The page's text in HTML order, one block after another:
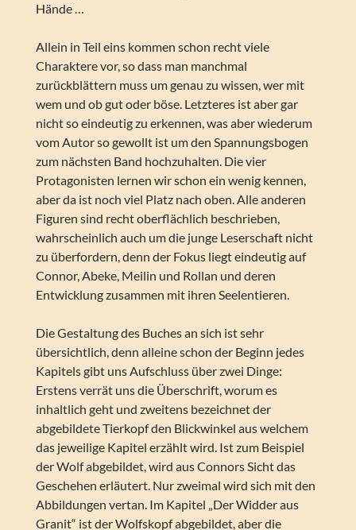
Hände …
Allein in Teil eins kommen schon recht viele
Charaktere vor, so dass man manchmal
zurückblättern muss um genau zu wissen, wer mit
wem und ob gut oder böse. Letzteres ist aber gar
nicht so eindeutig zu erkennen, was aber wiederum
vom Autor so gewollt ist um den Spannungsbogen
zum nächsten Band hochzuhalten. Die vier
Protagonisten lernen wir schon ein wenig kennen,
aber da ist noch viel Platz nach oben. Alle anderen
Figuren sind recht oberflächlich beschrieben,
wahrscheinlich auch um die junge Leserschaft nicht
zu überfordern, denn der Fokus liegt eindeutig auf
Connor, Abeke, Meilin und Rollan und deren
Entwicklung zusammen mit ihren Seelentieren.
Die Gestaltung des Buches an sich ist sehr
übersichtlich, denn alleine schon der Beginn jedes
Kapitels gibt uns Aufschluss über zwei Dinge:
Erstens verrät uns die Überschrift, worum es
inhaltlich geht und zweitens bezeichnet der
abgebildete Tierkopf den Blickwinkel aus welchem
das jeweilige Kapitel erzählt wird. Ist zum Beispiel
der Wolf abgebildet, wird aus Connors Sicht das
Geschehen erläutert. Nur zweimal wird sich mit den
Abbildungen vertan. Im Kapitel „Der Widder aus
Granit“ ist der Wolfskopf abgebildet, aber die